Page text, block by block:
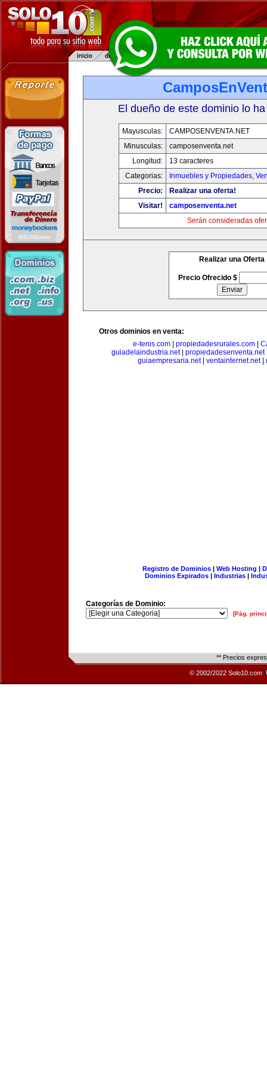
El dueño de este dominio lo
Mayusculas:
CAMPOSENVENTA.NET
Minusculas:
camposenventa.net
Longitud:
13 caracteres
Categorias:
Inmuebles y Propiedades,
Precio:
Realizar una oferta!
Visitar!
camposenventa.net
Serán consideradas
Realizar una Oferta
Precio Ofrecido $
Otros dominios en venta:
e-tenis.com
propiedadesrurales.com
guiadelaindustria.net propiedadesenventa.net
guiaempresaria.net| ventainternet.net|
Registro de Dominios| Web Hosting |
Dominios Expirados | Industrias |
Categorías de Dominio:
[Pág.
** Precios
© 2002/2022 Solo10.com